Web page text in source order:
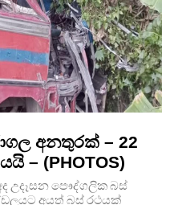
අනතුරක් – 22
– (PHOTOS)
උදෑසන පෞද්ගලික බස්
අයත් බස් රථයක්